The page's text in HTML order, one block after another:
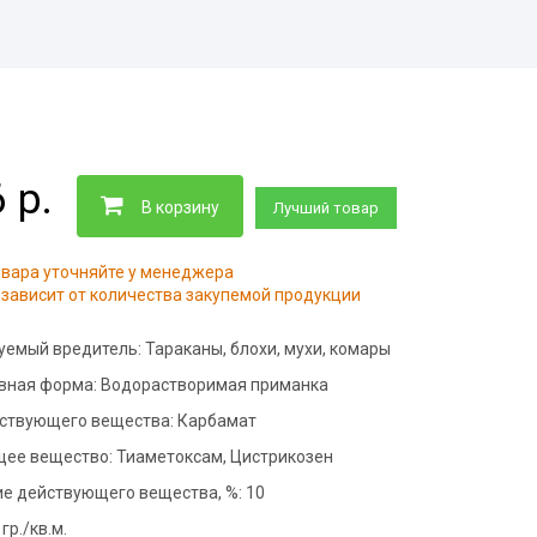
кондитерского
на молочных
общежитий
медицинских
бань и саун
офисов
р. В корзину Лучший товар
уточняйте у менеджера
от количества закупемой продукции
вредитель: Тараканы, блохи, мухи, комары
форма: Водорастворимая приманка
вещества: Карбамат
вещество: Тиаметоксам, Цистрикозен
действующего вещества, %: 10
кв.м.